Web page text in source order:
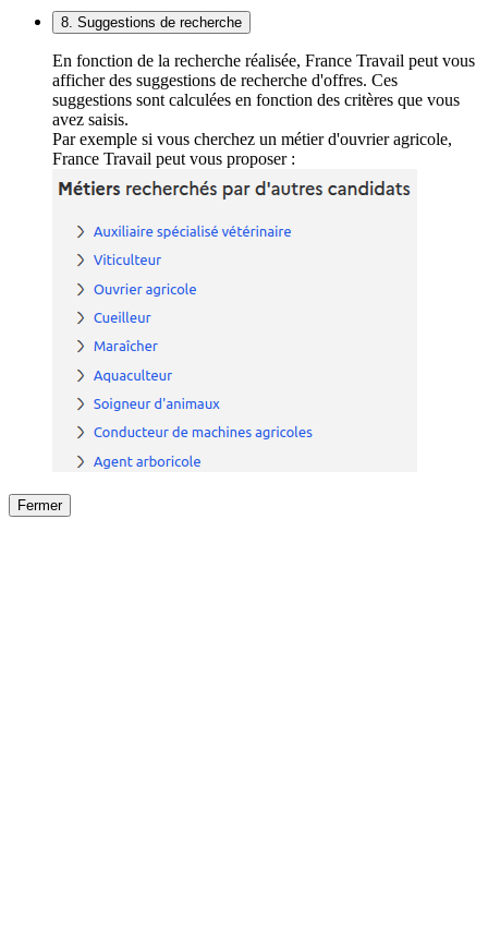
8. Suggestions de recherche
En fonction de la recherche réalisée, France Travail peut vous
afficher des suggestions de recherche d'offres. Ces
suggestions sont calculées en fonction des critères que vous
avez saisis.
Par exemple si vous cherchez un métier d'ouvrier agricole,
France Travail peut vous proposer :
Fermer